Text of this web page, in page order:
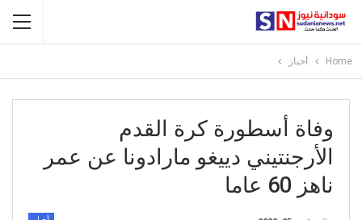
Home أخبار
وفاة أسطورة كرة القدم
الأرجنتيني دييغو مارادونا عن عمر
ناهز 60 عاما